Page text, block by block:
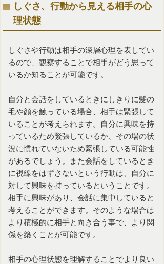
しぐさ、行動から見える相手の心
理状態
しぐさや行動は相手の深層心理を表してい
るので、観察することで相手がどう思って
いるか知ることが可能です。
自分と会話をしているときにしきりに髪の
毛や顔を触っている場合、相手は緊張して
いることが考えられます。自分に興味を持
っているため緊張しているか、その場の状
況に慣れていないため緊張している可能性
があるでしょう。また会話をしているとき
に視線をはずさないという行動は、自分に
対して興味を持っているということです。
相手に興味があり、会話に集中していると
考えることができます。そのような場合は
より積極的に相手と向き合う事で、より関
係を築くことが可能です。
相手の心理状態を理解することでより良い